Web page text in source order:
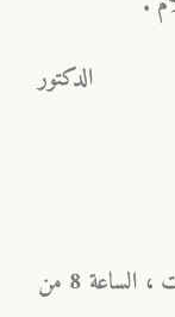
بيروت ، الساعة 8 من